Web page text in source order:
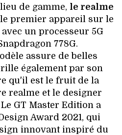
de gamme, le realme
le premier appareil sur le
un processeur 5G
778G.
assure de belles
également par son
qu'il est le fruit de la
realme et le designer
GT Master Edition a
Award 2021, qui
innovant inspiré du